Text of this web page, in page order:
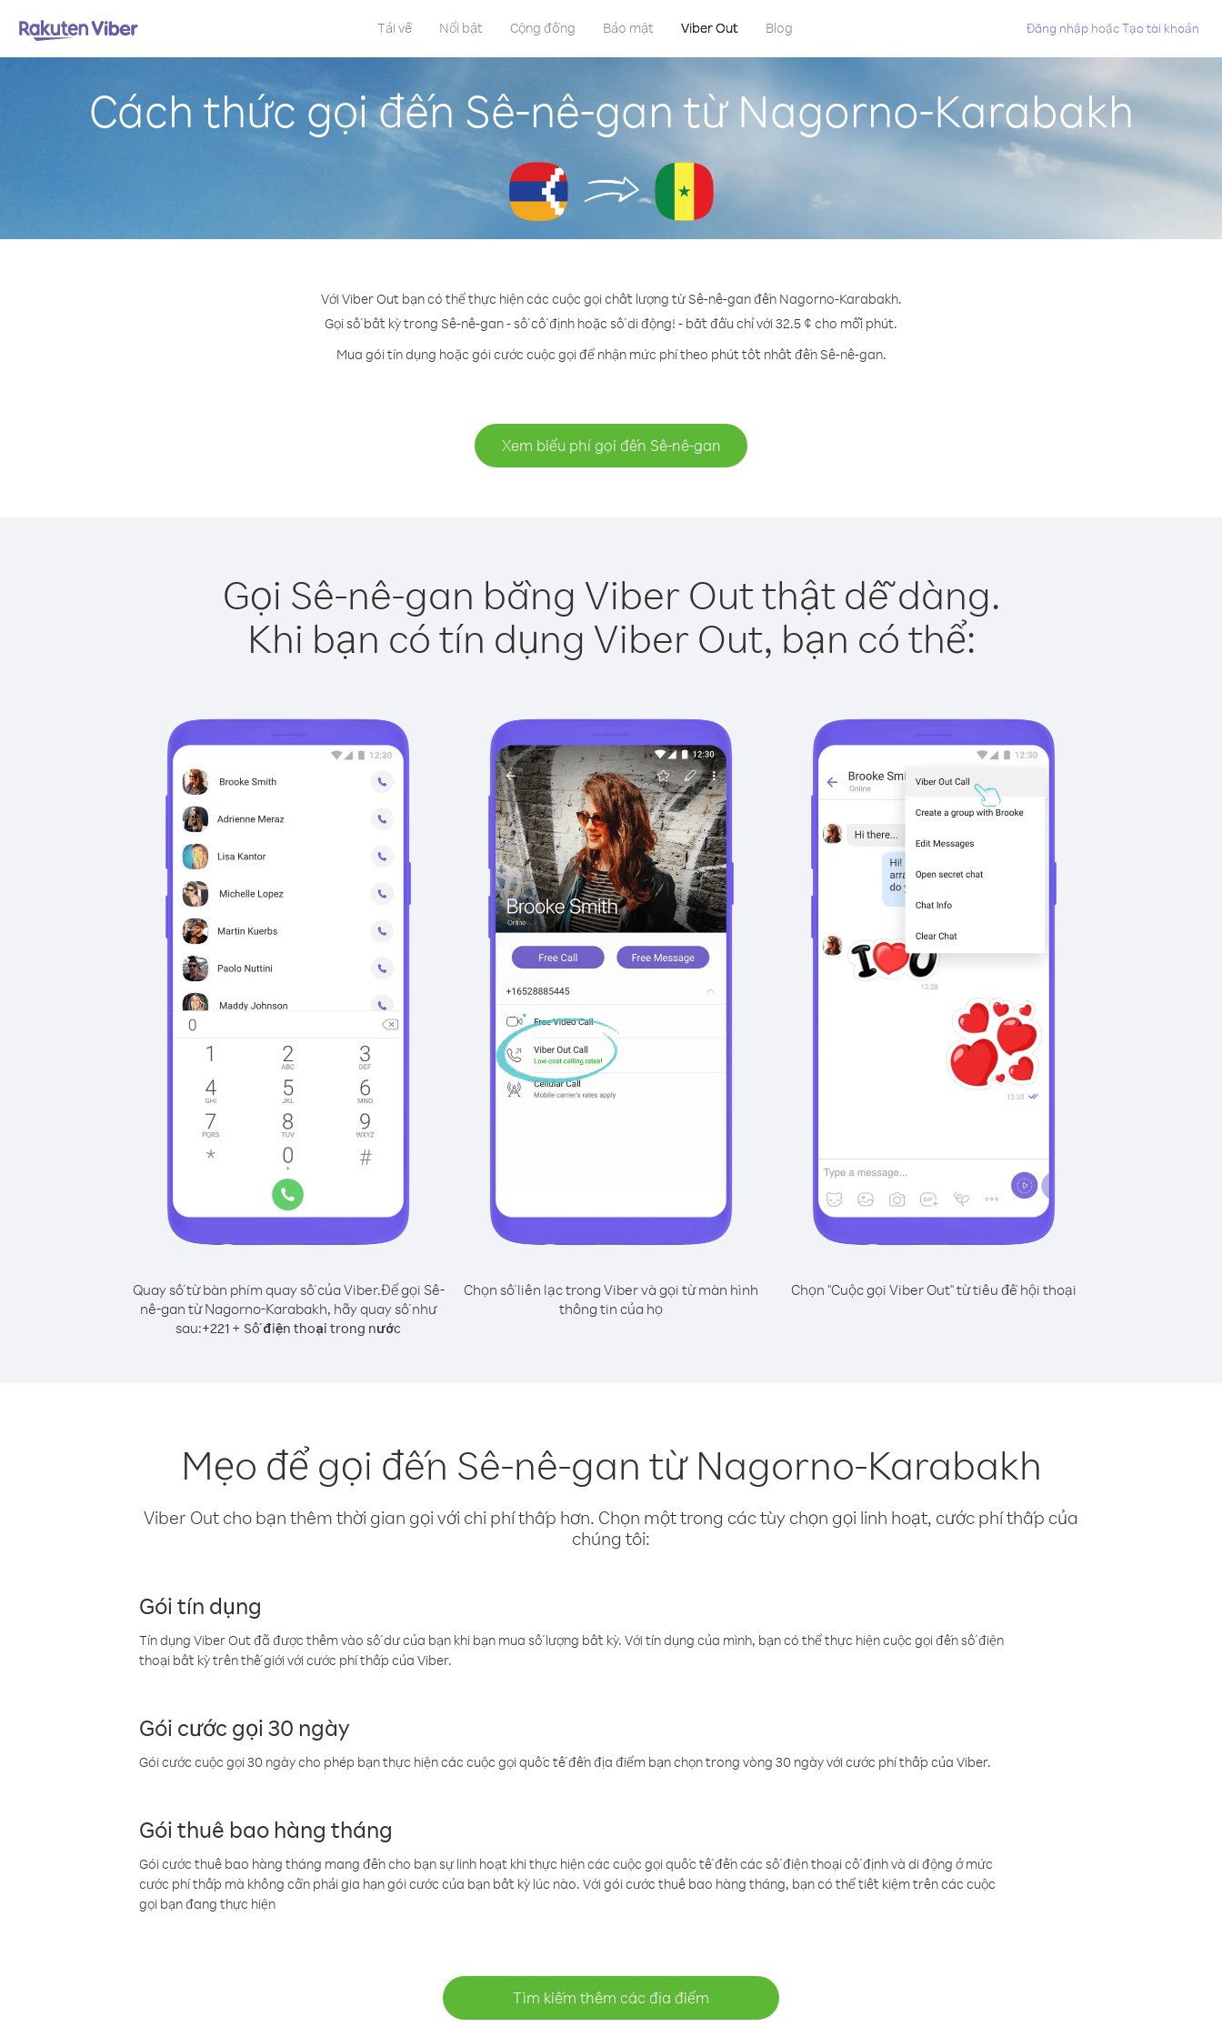
Tải về Nổi bật Cộng đồng Bảo mật Viber Out Blog Đăng nhập hoặcTạo tài khoản
Cách thức gọi đến Sê-nê-gan từ Nagorno-Karabakh
Với Viber Out bạn có thể thực hiện các cuộc gọi chất lượng từ Sê-nê-gan đến Nagorno-Karabakh.
Gọi số bất kỳ trong Sê-nê-gan - số cố định hoặc số di động! - bắt đầu chỉ với 32.5 ¢ cho mỗi phút.
Mua gói tín dụng hoặc gói cước cuộc gọi để nhận mức phí theo phút tốt nhất đến Sê-nê-gan.
Xem biểu phí gọi đến Sê-nê-gan
Gọi Sê-nê-gan bằng Viber Out thật dễ dàng.
Khi bạn có tín dụng Viber Out, bạn có thể:
Quay số từ bàn phím quay số của Viber.Để gọi Sê-
nê-gan từ Nagorno-Karabakh, hãy quay số như
sau:+221 + Số điện thoại trong nước
Chọn số liên lạc trong Viber và gọi từ màn hình
thông tin của họ
Chọn "Cuộc gọi Viber Out" từ tiêu đề hội thoại
Mẹo để gọi đến Sê-nê-gan từ Nagorno-Karabakh
Viber Out cho bạn thêm thời gian gọi với chi phí thấp hơn. Chọn một trong các tùy chọn gọi linh hoạt, cước phí thấp của
chúng tôi:
Gói tín dụng
Tín dụng Viber Out đã được thêm vào số dư của bạn khi bạn mua số lượng bất kỳ. Với tín dụng của mình, bạn có thể thực hiện cuộc gọi đến số điện
thoại bất kỳ trên thế giới với cước phí thấp của Viber.
Gói cước gọi 30 ngày
Gói cước cuộc gọi 30 ngày cho phép bạn thực hiện các cuộc gọi quốc tế đến địa điểm bạn chọn trong vòng 30 ngày với cước phí thấp của Viber.
Gói thuê bao hàng tháng
Gói cước thuê bao hàng tháng mang đến cho bạn sự linh hoạt khi thực hiện các cuộc gọi quốc tế đến các số điện thoại cố định và di động ở mức
cước phí thấp mà không cần phải gia hạn gói cước của bạn bất kỳ lúc nào. Với gói cước thuê bao hàng tháng, bạn có thể tiết kiệm trên các cuộc
gọi bạn đang thực hiện
Tìm kiếm thêm các địa điểm